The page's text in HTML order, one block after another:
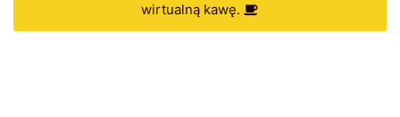
wirtualną kawę.